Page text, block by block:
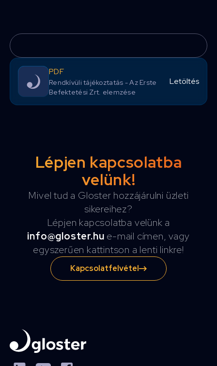
PDF
Rendkívüli tájékoztatás - Az Erste
Befektetési Zrt. elemzése
Letöltés
Lépjen kapcsolatba
velünk!
Mivel tud a Gloster hozzájárulni üzleti
sikereihez?
Lépjen kapcsolatba velünk a
info@gloster.hu e-mail címen, vagy
egyszerűen kattintson a lenti linkre!
Kapcsolatfelvétel